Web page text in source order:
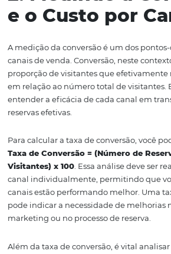
grupos e pacotes de turismo, os
eficiente de informações e
cada canal é fundamental para
eficaz.
Antes de avançar, é importante
podem influenciar futuras decisões
não apenas a observação de quais
mas também quais têm os custos
cancelamento mais significativas.
2. Medindo a